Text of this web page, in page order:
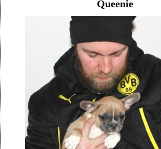
Queenie